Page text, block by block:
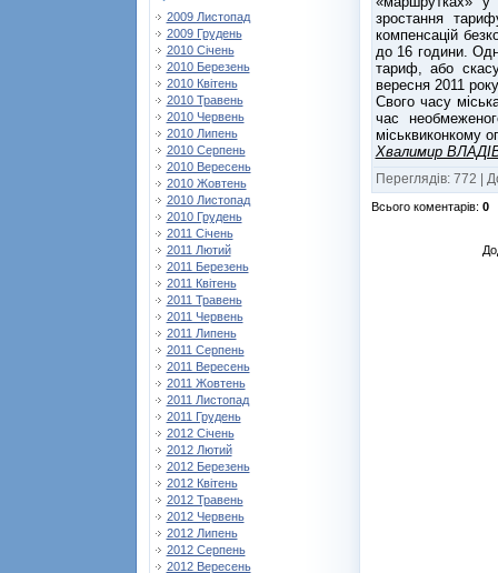
2009 Листопад
2009 Грудень
2010 Січень
2010 Березень
2010 Квітень
2010 Травень
2010 Червень
2010 Липень
2010 Серпень
2010 Вересень
2010 Жовтень
2010 Листопад
2010 Грудень
2011 Січень
2011 Лютий
2011 Березень
2011 Квітень
2011 Травень
2011 Червень
2011 Липень
2011 Серпень
2011 Вересень
2011 Жовтень
2011 Листопад
2011 Грудень
2012 Січень
2012 Лютий
2012 Березень
2012 Квітень
2012 Травень
2012 Червень
2012 Липень
2012 Серпень
2012 Вересень
зростання
компенсацій
до 16 години.
тариф, або
вересня 2011
Свого часу
час
міськвиконкому
Хвалимир
Переглядів: 772 |
Всього коментарів: 0